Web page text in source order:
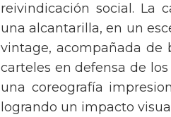
reivindicación social. La
una alcantarilla, en un
vintage, acompañada de
carteles en defensa de
una coreografía
logrando un impacto